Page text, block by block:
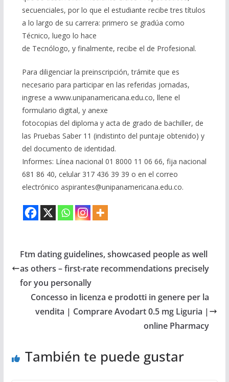
secuenciales, por lo que el estudiante recibe tres títulos
a lo largo de su carrera: primero se gradúa como
Técnico, luego lo hace
de Tecnólogo, y finalmente, recibe el de Profesional.
Para diligenciar la preinscripción, trámite que es
necesario para participar en las referidas jornadas,
ingrese a www.unipanamericana.edu.co, llene el
formulario digital, y anexe
fotocopias del diploma y acta de grado de bachiller, de
las Pruebas Saber 11 (indistinto del puntaje obtenido) y
del documento de identidad.
Informes: Línea nacional 01 8000 11 06 66, fija nacional
681 86 40, celular 317 436 39 39 o en el correo
electrónico aspirantes@unipanamericana.edu.co.
Ftm dating guidelines, showcased people as well
as others – first-rate recommendations precisely
for you personally
Concesso in licenza e prodotti in genere per la
vendita | Comprare Avodart 0.5 mg Liguria |
online Pharmacy
También te puede gustar